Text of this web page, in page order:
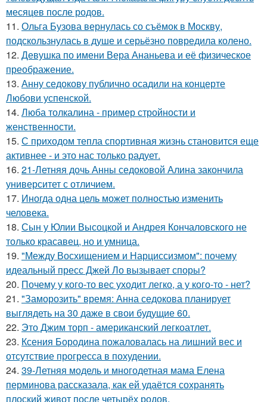
месяцев после родов.
11. Ольга Бузова вернулась со съёмок в Москву,
подскользнулась в душе и серьёзно повредила колено.
12. Девушка по имени Вера Ананьева и её физическое
преображение.
13. Анну седокову публично осадили на концерте
Любови успенской.
14. Люба толкалина - пример стройности и
женственности.
15. С приходом тепла спортивная жизнь становится еще
активнее - и это нас только радует.
16. 21-Летняя дочь Анны седоковой Алина закончила
университет с отличием.
17. Иногда одна цель может полностью изменить
человека.
18. Сын у Юлии Высоцкой и Андрея Кончаловского не
только красавец, но и умница.
19. "Между Восхищением и Нарциссизмом": почему
идеальный пресс Джей Ло вызывает споры?
20. Почему у кого-то вес уходит легко, а у кого-то - нет?
21. "Заморозить" время: Анна седокова планирует
выглядеть на 30 даже в свои будущие 60.
22. Это Джим торп - американский легкоатлет.
23. Ксения Бородина пожаловалась на лишний вес и
отсутствие прогресса в похудении.
24. 39-Летняя модель и многодетная мама Елена
перминова рассказала, как ей удаётся сохранять
плоский живот после четырёх родов.